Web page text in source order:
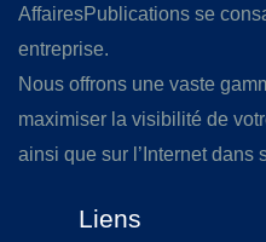
AffairesPublications se
entreprise.
Nous offrons une vaste
maximiser la visibilité de
ainsi que sur l’Internet dans
Liens